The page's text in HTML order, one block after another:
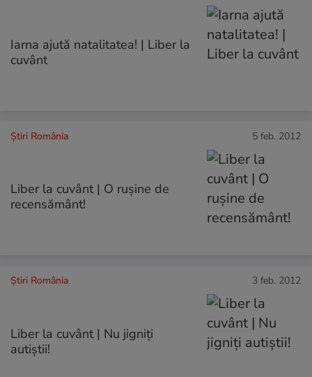
Iarna ajută natalitatea! | Liber la
cuvânt
Știri România 5 feb. 2012
Liber la cuvânt | O ruşine de
recensământ!
Știri România 3 feb. 2012
Liber la cuvânt | Nu jigniţi
autiştii!